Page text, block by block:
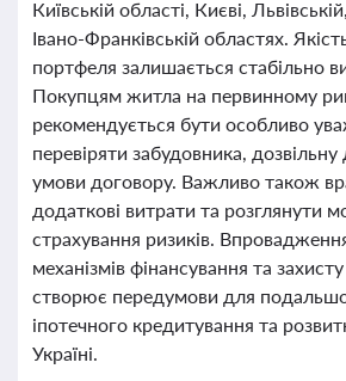
Київській області, Києві,
Івано-Франківській областях.
портфеля залишається стабільно
Покупцям житла на первинному
рекомендується бути особливо
перевіряти забудовника,
умови договору. Важливо також
додаткові витрати та розглянути
страхування ризиків.
механізмів фінансування та захисту
створює передумови для
іпотечного кредитування та
Україні.